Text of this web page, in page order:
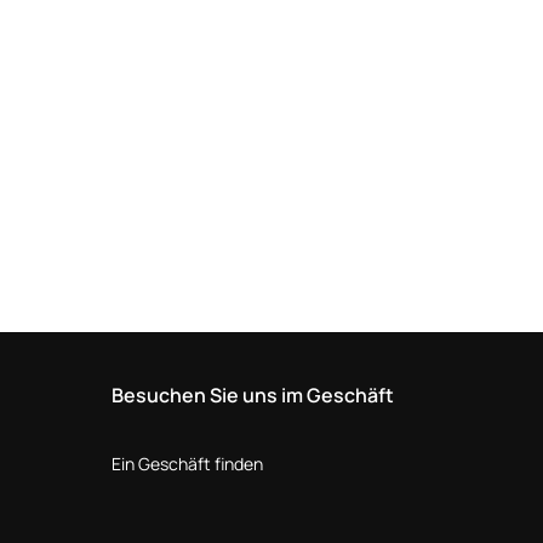
Besuchen Sie uns im Geschäft
Ein Geschäft finden